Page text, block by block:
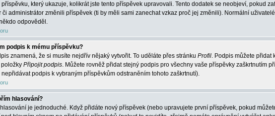
který ukazuje, kolikrát jste tento příspěvek upravovali. Tento dodatek se neobjeví, pokud
či administrátor změnili příspěvek (ti by měli sami zanechat vzkaz proč jej změnili). Normální
odpověděl.
podpis k mému příspěvku?
znamená, že si musíte nejdřív nějaký vytvořit. To uděláte přes stránku Profil. Podpis můžete přidat
Připojit podpis. Můžete rovněž přidat stejný podpis pro všechny vaše příspěvky zaškrtnutím
podpis k vybraným příspěvkům odstraněním tohoto zaškrtnutí).
hlasování?
je jednoduché. Když přidáte nový příspěvek (nebo upravujete první příspěvek, pokud